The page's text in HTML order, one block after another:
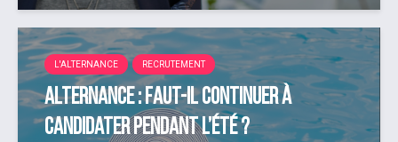
L'ALTERNANCE RECRUTEMENT
Alternance : faut-il continuer à
candidater pendant l’été ?